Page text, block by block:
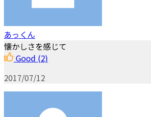
あっくん
懐かしさを感じて
Good (2)
2017/07/12